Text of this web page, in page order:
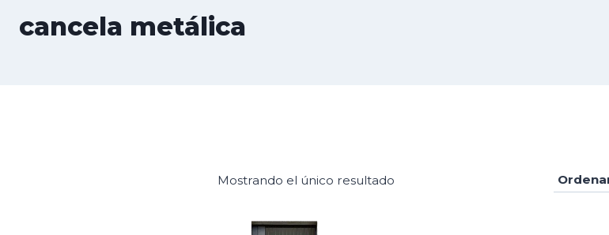
cancela metálica
Mostrando el único resultado